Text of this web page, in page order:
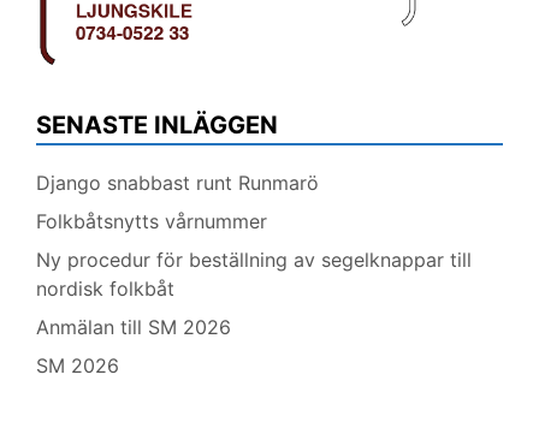
SENASTE INLÄGGEN
Django snabbast runt Runmarö
Folkbåtsnytts vårnummer
Ny procedur för beställning av segelknappar till
nordisk folkbåt
Anmälan till SM 2026
SM 2026